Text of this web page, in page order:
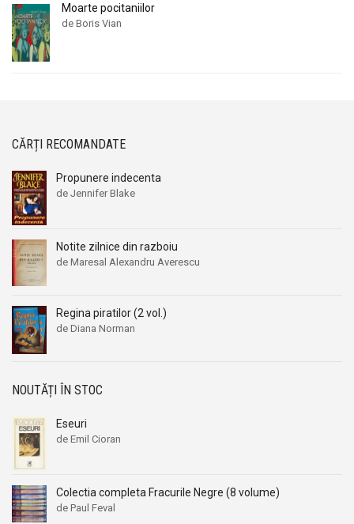
Moarte pocitaniilor
de Boris Vian
CĂRȚI RECOMANDATE
Propunere indecenta
de Jennifer Blake
Notite zilnice din razboiu
de Maresal Alexandru Averescu
Regina piratilor (2 vol.)
de Diana Norman
NOUTĂȚI ÎN STOC
Eseuri
de Emil Cioran
Colectia completa Fracurile Negre (8 volume)
de Paul Feval